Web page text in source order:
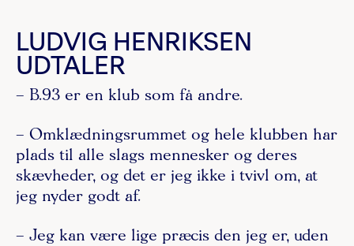
LUDVIG HENRIKSEN
UDTALER
– B.93 er en klub som få andre.
– Omklædningsrummet og hele klubben har
plads til alle slags mennesker og deres
skævheder, og det er jeg ikke i tvivl om, at
jeg nyder godt af.
– Jeg kan være lige præcis den jeg er, uden